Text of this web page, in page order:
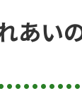
あい